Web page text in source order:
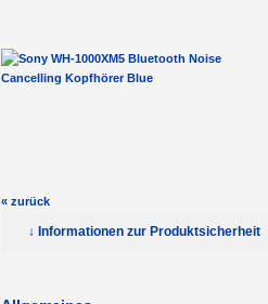
« zurück
↓ Informationen zur Produktsicherheit